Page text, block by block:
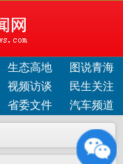
生态高地
图说青海
视频访谈
民生关注
省委文件 汽车频道